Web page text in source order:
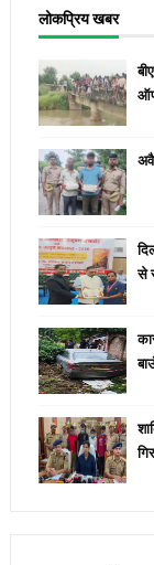
लोकप्रिय खबर
से